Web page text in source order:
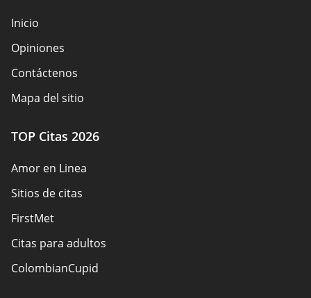
Inicio
Opiniones
Contáctenos
Mapa del sitio
TOP Citas 2026
Amor en Linea
Sitios de citas
FirstMet
Citas para adultos
ColombianCupid